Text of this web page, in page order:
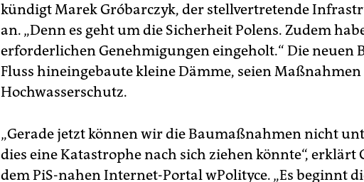
kündigt Marek Gróbarczyk, der stellvertretende
an. „Denn es geht um die Sicherheit Polens. Zudem
erforderlichen Genehmigungen eingeholt.“ Die neuen
Fluss hineingebaute kleine Dämme, seien
Hochwasserschutz.
„Gerade jetzt können wir die Baumaßnahmen nicht
dies eine Katastrophe nach sich ziehen könnte“, erklärt
dem PiS-nahen Internet-Portal wPolityce. „Es beginnt